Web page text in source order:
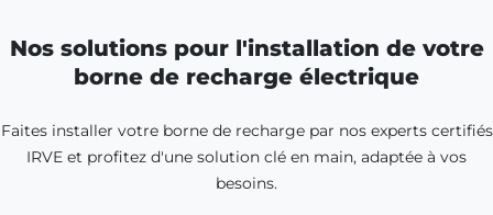
Nos solutions pour l'installation de votre
borne de recharge électrique
Faites installer votre borne de recharge par nos experts certifiés
IRVE et profitez d'une solution clé en main, adaptée à vos
besoins.